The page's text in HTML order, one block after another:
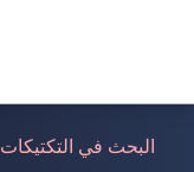
البحث في التكتيكات